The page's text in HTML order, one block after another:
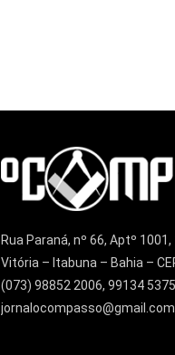
Rua Paraná, nº 66, Aptº
Vitória – Itabuna – Bahia –
(073) 98852 2006, 99134
jornalocompasso@gmail.com